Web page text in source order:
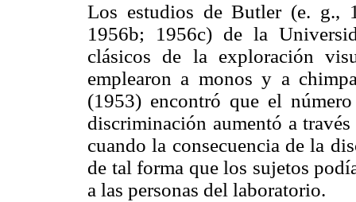
Los estudios de Butler (e. g.,
1956b; 1956c) de la
clásicos de la exploración
emplearon a monos y a
(1953) encontró que el
discriminación aumentó a
cuando la consecuencia de la
de tal forma que los sujetos
a las personas del laboratorio.